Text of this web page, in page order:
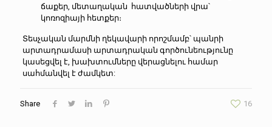
ճաքեր, մետաղական հատվածների վրա՝
կոռոզիայի հետքեր։
Տեսչական մարմնի ղեկավարի որոշմամբ՝ պանրի
արտադրամասի արտադրական գործունեությունը
կասեցվել է, խախտումները վերացնելու համար
սահմանվել է ժամկետ:
Share 16